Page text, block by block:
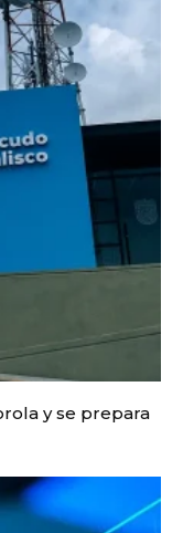
y se prepara